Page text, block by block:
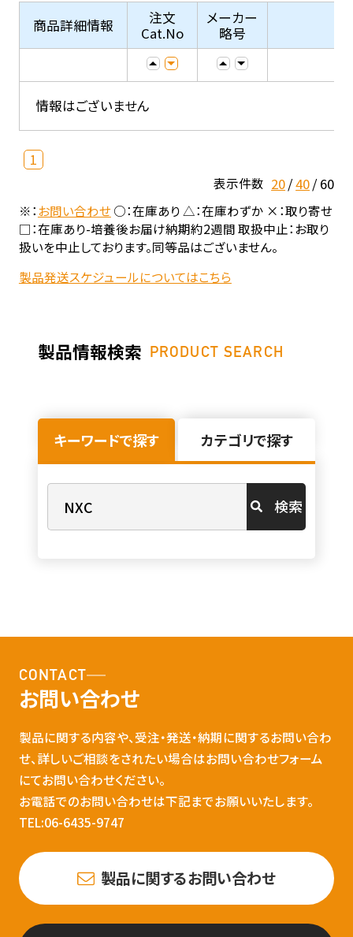
商品詳細情報
注文
Cat.No
メーカー
略号
情報はございません
1
表示件数 20 40 60
※：お問い合わせ○：在庫あり △：在庫わずか ×：取り寄せ
□：在庫あり-培養後お届け納期約2週間 取扱中止：お取り
扱いを中止しております。同等品はございません。
製品発送スケジュールについてはこちら
製品情報検索 PRODUCT SEARCH
キーワードで探す カテゴリで探す
検索
CONTACT
お問い合わせ
製品に関する内容や、受注・発送・納期に関するお問い合わ
せ、詳しいご相談をされたい場合はお問い合わせフォーム
にてお問い合わせください。
お電話でのお問い合わせは下記までお願いいたします。
TEL:06-6435-9747
製品に関するお問い合わせ